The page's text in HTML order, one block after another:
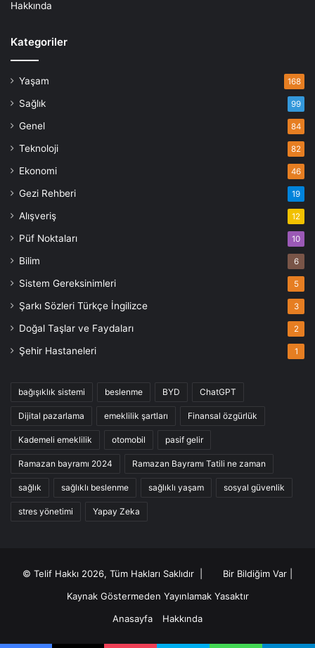
Hakkında
Kategoriler
Yaşam 168
Sağlık 99
Genel 84
Teknoloji 82
Ekonomi 46
Gezi Rehberi 19
Alışveriş 12
Püf Noktaları 10
Bilim 6
Sistem Gereksinimleri 5
Şarkı Sözleri Türkçe İngilizce 3
Doğal Taşlar ve Faydaları 2
Şehir Hastaneleri 1
bağışıklık sistemi beslenme BYD ChatGPT
Dijital pazarlama emeklilik şartları Finansal özgürlük
Kademeli emeklilik otomobil pasif gelir
Ramazan bayramı 2024 Ramazan Bayramı Tatili ne zaman
sağlık sağlıklı beslenme sağlıklı yaşam sosyal güvenlik
stres yönetimi Yapay Zeka
© Telif Hakkı 2026, Tüm Hakları Saklıdır | Bir Bildiğim Var
Kaynak Göstermeden Yayınlamak Yasaktır
Anasayfa
Hakkında